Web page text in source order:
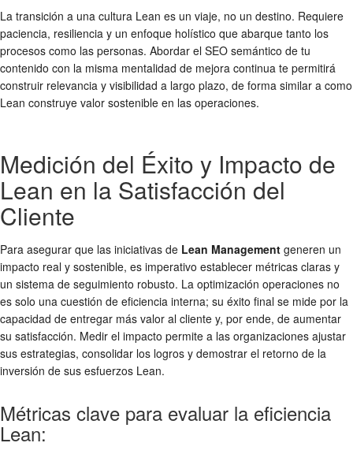
La transición a una cultura Lean es un viaje, no un destino. Requiere
paciencia, resiliencia y un enfoque holístico que abarque tanto los
procesos como las personas. Abordar el SEO semántico de tu
contenido con la misma mentalidad de mejora continua te permitirá
construir relevancia y visibilidad a largo plazo, de forma similar a como
Lean construye valor sostenible en las operaciones.
Medición del Éxito y Impacto de
Lean en la Satisfacción del
Cliente
Para asegurar que las iniciativas de Lean Management generen un
impacto real y sostenible, es imperativo establecer métricas claras y
un sistema de seguimiento robusto. La optimización operaciones no
es solo una cuestión de eficiencia interna; su éxito final se mide por la
capacidad de entregar más valor al cliente y, por ende, de aumentar
su satisfacción. Medir el impacto permite a las organizaciones ajustar
sus estrategias, consolidar los logros y demostrar el retorno de la
inversión de sus esfuerzos Lean.
Métricas clave para evaluar la eficiencia
Lean: